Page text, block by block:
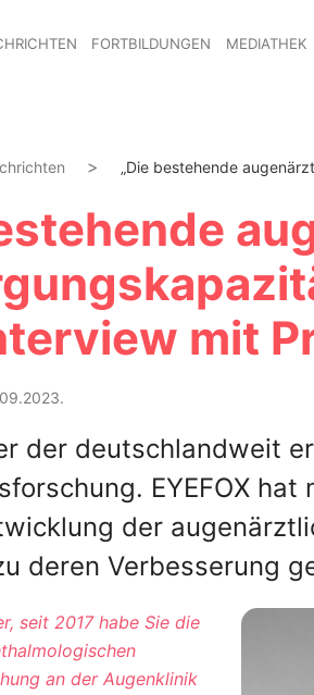
FORTBILDUNGEN MEDIATHEK
„Die bestehende
mit
der deutschlandweit
EYEFOX
der
deren Verbesserung
seit 2017 habe Sie die
an der Augenklinik